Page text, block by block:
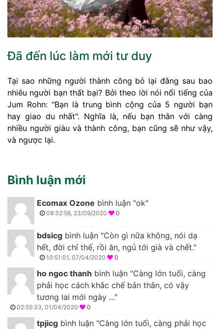
Đã đến lúc làm mới tư duy
Tại sao những người thành công bỏ lại đằng sau bao
nhiêu người bạn thất bại? Bởi theo lời nói nổi tiếng của
Jum Rohn: "Bạn là trung bình cộng của 5 người bạn
hay giao du nhất". Nghĩa là, nếu bạn thân với càng
nhiều người giàu và thành công, bạn cũng sẽ như vậy,
và ngược lại.
Bình luận mới
Ecomax Ozone bình luận "ok"
08:32:56, 23/09/2020 0
bdsicg bình luận "Còn gì nữa không, nói dạ
hết, đời chỉ thế, rồi ăn, ngủ tới già và chết."
10:51:01, 07/04/2020 0
ho ngoc thanh bình luận "Càng lớn tuổi, càng
phải học cách khắc chế bản thân, có vậy
tương lai mới ngày ..."
02:55:33, 01/04/2020 0
tpjicg bình luận "Càng lớn tuổi, càng phải học